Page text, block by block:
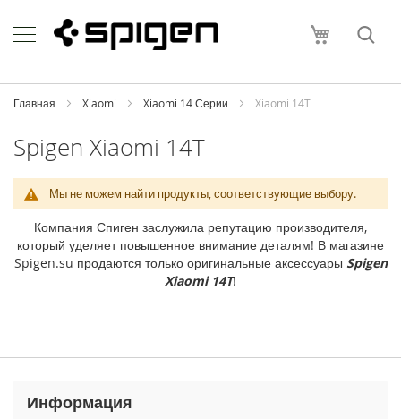
to
Content
Моя
h
o
i
P
h
e
1
M
Главная Xiaomi Xiaomi 14 Серии Xiaomi 14T
Spigen Xiaomi 14T
Мы не можем найти продукты, соответствующие выбору.
Компания Спиген заслужила репутацию производителя,
который уделяет повышенное внимание деталям! В магазине
Spigen.su продаются только оригинальные аксессуары Spigen
Xiaomi 14T!
Информация